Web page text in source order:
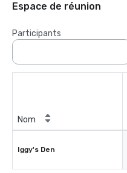
Espace de réunion
Participants
Nom
Iggy's Den